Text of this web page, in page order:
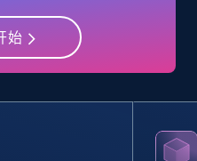
注册使用
始